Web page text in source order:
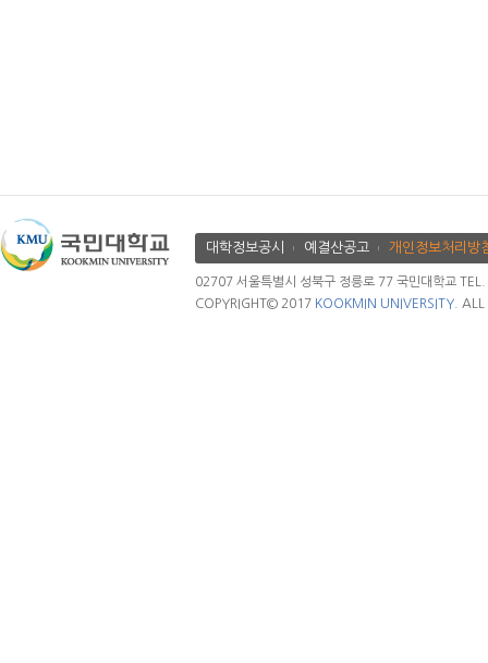
대학정보공시 예결산공고 개인정보처리방
02707 서울특별시 성북구 정릉로 77 국민대학교
COPYRIGHT© 2017 KOOKMIN UNIVERSITY. ALL